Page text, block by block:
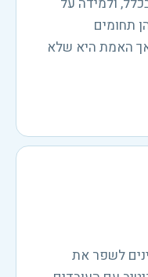
תחומים
אך האמת היא שלא
לשפר את